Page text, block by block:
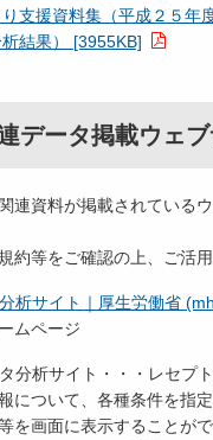
支援資料集（平成２５年
結果） [3955KB]
データ掲載ウェ
連資料が掲載されている
約等をご確認の上、ご活用
析サイト｜厚生労働省
ムページ
分析サイト・・・レセプ
について、各種条件を指
を画面に表示することが